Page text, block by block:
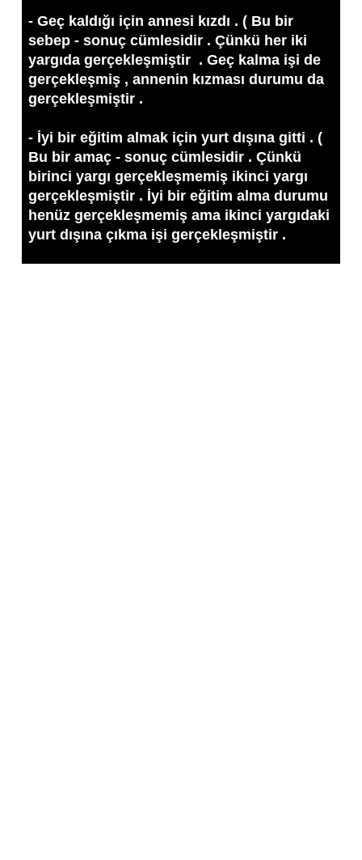
- Geç kaldığı için annesi kızdı . ( Bu bir
sebep - sonuç cümlesidir . Çünkü her iki
yargıda gerçekleşmiştir . Geç kalma işi de
gerçekleşmiş , annenin kızması durumu da
gerçekleşmiştir .
- İyi bir eğitim almak için yurt dışına gitti . (
Bu bir amaç - sonuç cümlesidir . Çünkü
birinci yargı gerçekleşmemiş ikinci yargı
gerçekleşmiştir . İyi bir eğitim alma durumu
henüz gerçekleşmemiş ama ikinci yargıdaki
yurt dışına çıkma işi gerçekleşmiştir .